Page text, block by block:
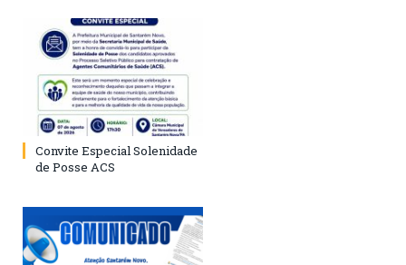
Convite Especial Solenidade
de Posse ACS